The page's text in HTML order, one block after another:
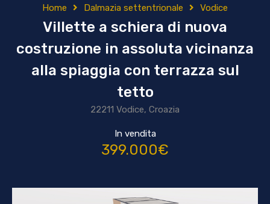
Home Dalmazia settentrionale Vodice
Villette a schiera di nuova
costruzione in assoluta vicinanza
alla spiaggia con terrazza sul
tetto
22211 Vodice, Croazia
In vendita
399.000€